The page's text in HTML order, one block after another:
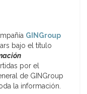
GINGroup
bajo el título
por el
de GINGroup
la información.